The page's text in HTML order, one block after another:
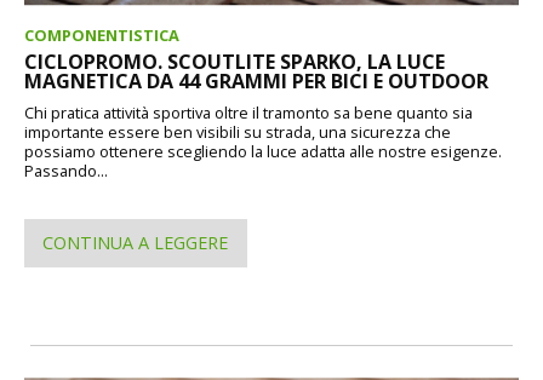
COMPONENTISTICA
CICLOPROMO. SCOUTLITE SPARKO, LA LUCE
MAGNETICA DA 44 GRAMMI PER BICI E OUTDOOR
Chi pratica attività sportiva oltre il tramonto sa bene quanto sia
importante essere ben visibili su strada, una sicurezza che
possiamo ottenere scegliendo la luce adatta alle nostre esigenze.
Passando...
CONTINUA A LEGGERE